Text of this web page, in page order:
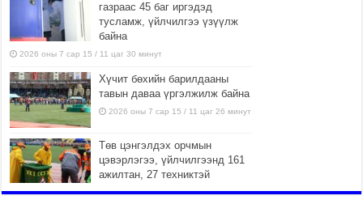
газраас 45 баг иргэдэд
тусламж, үйлчилгээ үзүүлж
байна
2026 оны 7 сар 15 / 11 цаг 30 минут
Хүчит бөхийн барилдааны
тавын даваа үргэлжилж байна
2026 оны 7 сар 15 / 11 цаг 26 минут
Төв цэнгэлдэх орчмын
цэвэрлэгээ, үйлчилгээнд 161
ажилтан, 27 техниктэй
ажиллаж байна